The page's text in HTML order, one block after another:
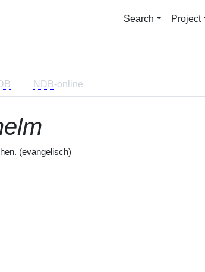
Search Project
NDB-online
(evangelisch)